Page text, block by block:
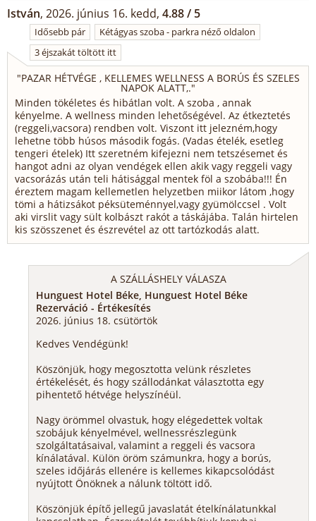
István, 2026. június 16. kedd, 4.88 / 5
Idősebb pár
Kétágyas szoba - parkra néző oldalon
3 éjszakát töltött itt
"PAZAR HÉTVÉGE , KELLEMES WELLNESS A BORÚS ÉS SZELES
NAPOK ALATT,."
Minden tökéletes és hibátlan volt. A szoba , annak
kényelme. A wellness minden lehetőségével. Az étkeztetés
(reggeli,vacsora) rendben volt. Viszont itt jelezném,hogy
lehetne több húsos második fogás. (Vadas ételék, esetleg
tengeri ételek) Itt szeretném kifejezni nem tetszésemet és
hangot adni az olyan vendégek ellen akik vagy reggeli vagy
vacsorázás után teli hátisággal mentek föl a szobába!!! Én
éreztem magam kellemetlen helyzetben miikor látom ,hogy
tömi a hátizsákot péksüteménnyel,vagy gyümölccsel . Volt
aki virslit vagy sült kolbászt rakót a táskájába. Talán hirtelen
kis szösszenet és észrevétel az ott tartózkodás alatt.
A SZÁLLÁSHELY VÁLASZA
Hunguest Hotel Béke, Hunguest Hotel Béke
Rezerváció - Értékesítés
2026. június 18. csütörtök
Kedves Vendégünk!
Köszönjük, hogy megosztotta velünk részletes
értékelését, és hogy szállodánkat választotta egy
pihentető hétvége helyszínéül.
Nagy örömmel olvastuk, hogy elégedettek voltak
szobájuk kényelmével, wellnessrészlegünk
szolgáltatásaival, valamint a reggeli és vacsora
kínálatával. Külön öröm számunkra, hogy a borús,
szeles időjárás ellenére is kellemes kikapcsolódást
nyújtott Önöknek a nálunk töltött idő.
Köszönjük építő jellegű javaslatát ételkínálatunkkal